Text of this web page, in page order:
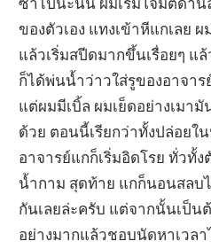
ของตัวเอง แทงเข้าหีแกเลย
แล้วเริ่มสปีดมากขึ้นเรื่อยๆ แ
ก็ได้พ่นน้ำว่าวใส่รูของอาจาร
แต่ผมมีเบิ้ล ผมเย็ดอย่างเมา
ด้วย ตอนนี้เรียกว่าทั้งปล่อยใ
อาจารย์แกก็เริ่มอิดโรย ทั่วทั้
น้ำกาม สุดท้าย แกก็นอนสลบ
กันเลยล่ะครับ แต่จากนั้นเป็น
อย่างมากแล้วชอบนัดหาเวลา